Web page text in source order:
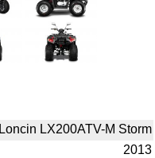
Loncin LX200ATV-M Storm
2013